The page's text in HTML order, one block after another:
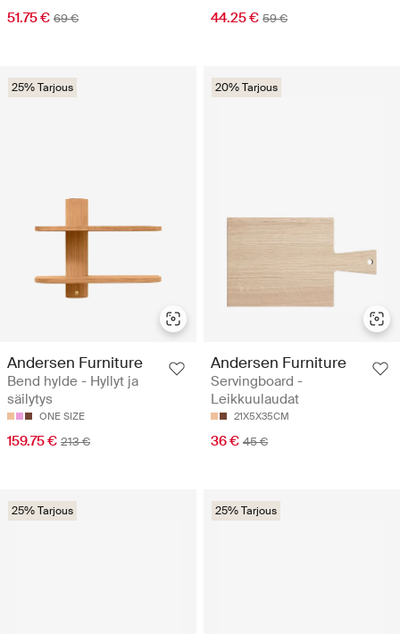
51.75 € 69 € 44.25 € 59 €
25% Tarjous
Andersen Furniture
Bend hylde - Hyllyt ja
säilytys
ONE SIZE
159.75 € 213 €
20% Tarjous
Andersen Furniture
Servingboard -
Leikkuulaudat
21X5X35CM
36 € 45 €
25% Tarjous 25% Tarjous